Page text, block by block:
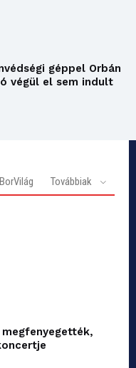
géppel Orbán
végül el sem indult
BorVilág Továbbiak